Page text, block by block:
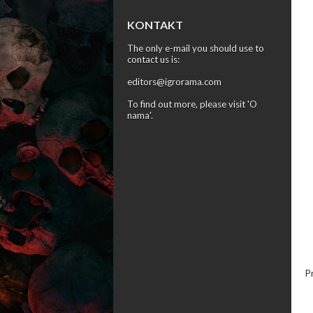
KONTAKT
The only e-mail you should use to
contact us is:
editors@igrorama.com
To find out more, please visit 'O
nama'.